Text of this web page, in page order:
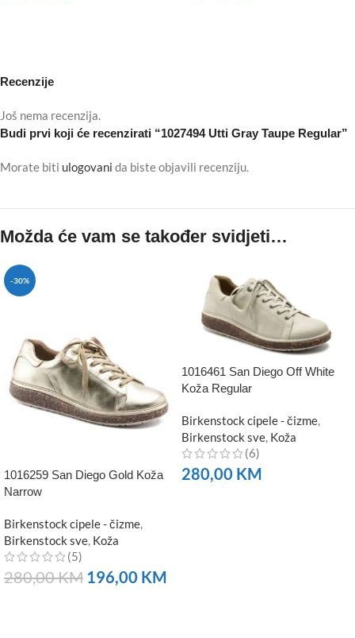
Recenzije
Još nema recenzija.
Budi prvi koji će recenzirati “1027494 Utti Gray Taupe Regular”
Morate biti ulogovani da biste objavili recenziju.
Možda će vam se također svidjeti…
-30%
1016259 San Diego Gold Koža
Narrow
Birkenstock cipele - čizme,
Birkenstock sve, Koža
(5)
280,00KM 196,00 KM
1016461 San Diego Off White
Koža Regular
Birkenstock cipele - čizme,
Birkenstock sve, Koža
(6)
280,00 KM